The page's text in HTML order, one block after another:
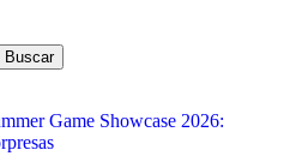
Buscar
Game Showcase 2026: